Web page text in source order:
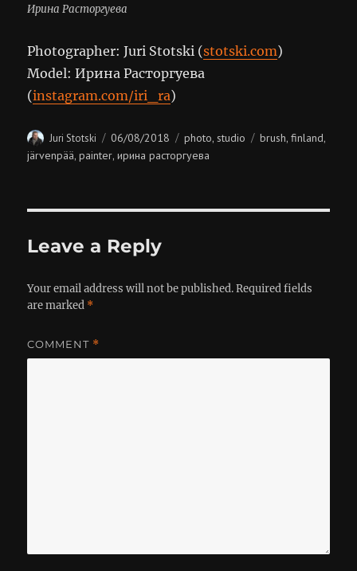
Ирина Расторгуева
Photographer: Juri Stotski (stotski.com)
Model: Ирина Расторгуева
(instagram.com/iri_ra)
Author
Juri Stotski
Posted
on
06/08/2018 Categories
photo, studio Tags
brush,finland,
järvenpää,painter,ирина расторгуева
Leave a Reply
Your email address will not be published. Required fields
are marked *
COMMENT *